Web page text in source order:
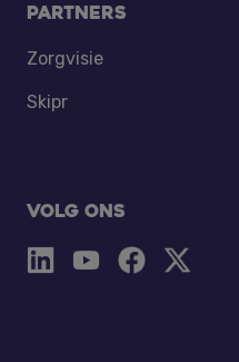
Partners
Zorgvisie
Skipr
Volg ons